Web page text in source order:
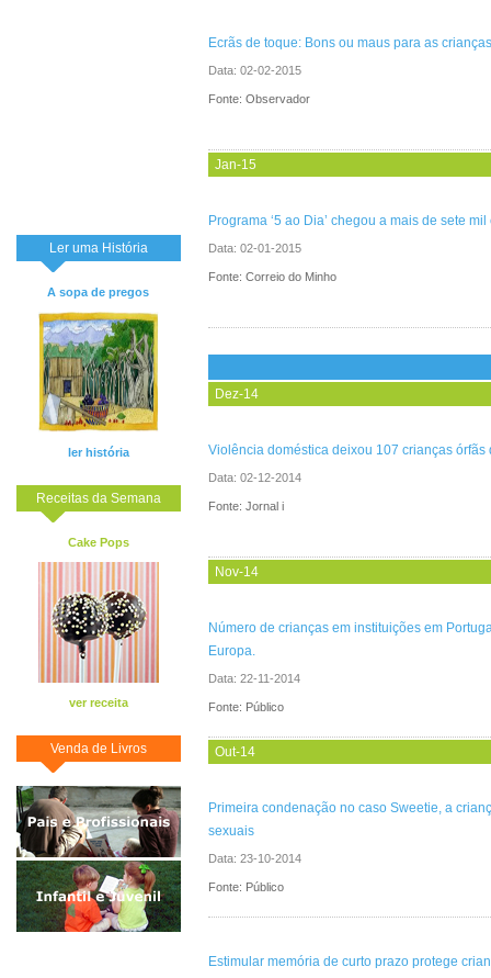
Ler uma História
A sopa de pregos
ler história
Receitas da Semana
Cake Pops
ver receita
Venda de Livros
Ecrãs de toque: Bons ou maus para as
Data: 02-02-2015
Fonte: Observador
Jan-15
Programa ‘5 ao Dia’ chegou a mais de sete
Data: 02-01-2015
Fonte: Correio do Minho
Dez-14
Violência doméstica deixou 107 crianças órfãs
Data: 02-12-2014
Fonte: Jornal i
Nov-14
Número de crianças em instituições em
Europa.
Data: 22-11-2014
Fonte: Público
Out-14
Primeira condenação no caso Sweetie, a
sexuais
Data: 23-10-2014
Fonte: Público
Estimular memória de curto prazo protege